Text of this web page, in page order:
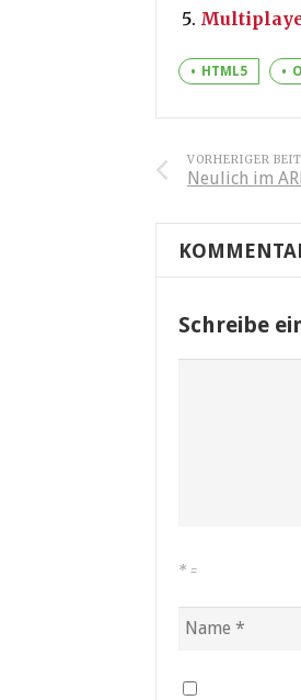
HTML5
VORHERIGER
Neulich im
Schreibe
* =